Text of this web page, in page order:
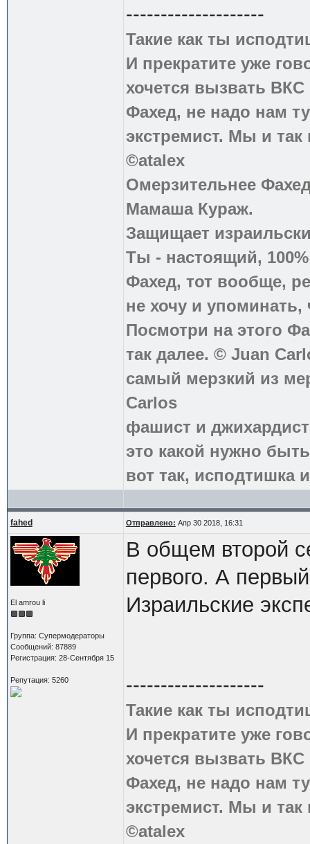
--------------------
Такие как ты
И прекратите уже
хочется вызвать
Фахед, не надо нам
экстремист. Мы и
©atalex
Омерзительнее
Мамаша Кураж.
Защищает
Ты - настоящий,
Фахед, тот вообще,
не хочу и
Посмотри на этого
так далее. © Juan
самый мерзкий из
Carlos
фашист и
это какой нужно
вот так, исподтишка
fahed Отправлено: Апр 30 2018, 16:31
El amrou li
Группа: Супермодераторы
Сообщений: 87889
Регистрация: 28-Сентября 15
Репутация: 5260
В общем второй
первого. А
Израильские
--------------------
Такие как ты
И прекратите уже
хочется вызвать
Фахед, не надо нам
экстремист. Мы и
©atalex